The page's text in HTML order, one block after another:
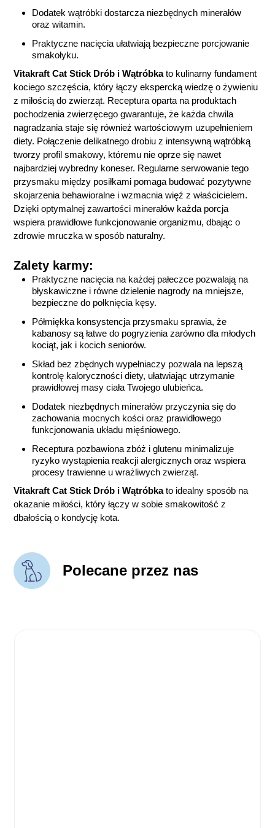
Dodatek wątróbki dostarcza niezbędnych minerałów
oraz witamin.
Praktyczne nacięcia ułatwiają bezpieczne porcjowanie
smakołyku.
Vitakraft Cat Stick Drób i Wątróbkato kulinarny fundament
kociego szczęścia, który łączy ekspercką wiedzę o żywieniu
z miłością do zwierząt. Receptura oparta na produktach
pochodzenia zwierzęcego gwarantuje, że każda chwila
nagradzania staje się również wartościowym uzupełnieniem
diety. Połączenie delikatnego drobiu z intensywną wątróbką
tworzy profil smakowy, któremu nie oprze się nawet
najbardziej wybredny koneser. Regularne serwowanie tego
przysmaku między posiłkami pomaga budować pozytywne
skojarzenia behawioralne i wzmacnia więź z właścicielem.
Dzięki optymalnej zawartości minerałów każda porcja
wspiera prawidłowe funkcjonowanie organizmu, dbając o
zdrowie mruczka w sposób naturalny.
Zalety karmy:
Praktyczne nacięcia na każdej pałeczce pozwalają na
błyskawiczne i równe dzielenie nagrody na mniejsze,
bezpieczne do połknięcia kęsy.
Półmiękka konsystencja przysmaku sprawia, że
kabanosy są łatwe do pogryzienia zarówno dla młodych
kociąt, jak i kocich seniorów.
Skład bez zbędnych wypełniaczy pozwala na lepszą
kontrolę kaloryczności diety, ułatwiając utrzymanie
prawidłowej masy ciała Twojego ulubieńca.
Dodatek niezbędnych minerałów przyczynia się do
zachowania mocnych kości oraz prawidłowego
funkcjonowania układu mięśniowego.
Receptura pozbawiona zbóż i glutenu minimalizuje
ryzyko wystąpienia reakcji alergicznych oraz wspiera
procesy trawienne u wrażliwych zwierząt.
Vitakraft Cat Stick Drób i Wątróbkato idealny sposób na
okazanie miłości, który łączy w sobie smakowitość z
dbałością o kondycję kota.
Polecane przez nas